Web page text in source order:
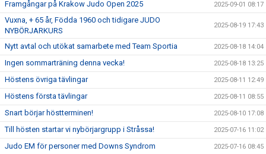
Framgångar på Krakow Judo Open 2025 2025-09-01 08:17
Vuxna, + 65 år, Födda 1960 och tidigare JUDO
NYBÖRJARKURS
2025-08-19 17:43
Nytt avtal och utökat samarbete med Team Sportia 2025-08-18 14:04
Ingen sommarträning denna vecka! 2025-08-18 13:25
Höstens övriga tävlingar 2025-08-11 12:49
Höstens första tävlingar 2025-08-11 08:55
Snart börjar höstterminen! 2025-08-10 17:08
Till hösten startar vi nybörjargrupp i Stråssa! 2025-07-16 11:02
Judo EM för personer med Downs Syndrom 2025-07-16 08:45